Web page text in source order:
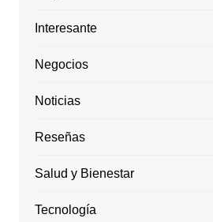
Interesante
Negocios
Noticias
Reseñas
Salud y Bienestar
Tecnología